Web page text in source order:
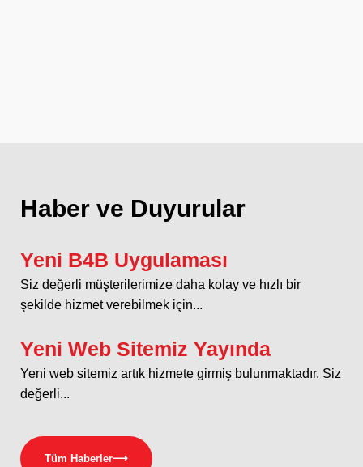
Haber ve Duyurular
Yeni B4B Uygulaması
Siz değerli müşterilerimize daha kolay ve hızlı bir
şekilde hizmet verebilmek için...
Yeni Web Sitemiz Yayında
Yeni web sitemiz artık hizmete girmiş bulunmaktadır. Siz
değerli...
Tüm Haberler⟶